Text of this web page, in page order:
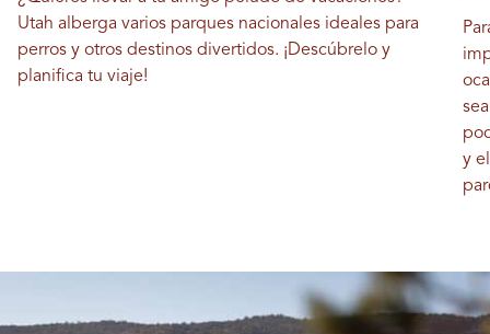
Utah alberga varios parques nacionales ideales para
perros y otros destinos divertidos. ¡Descúbrelo y
planifica tu viaje!
y